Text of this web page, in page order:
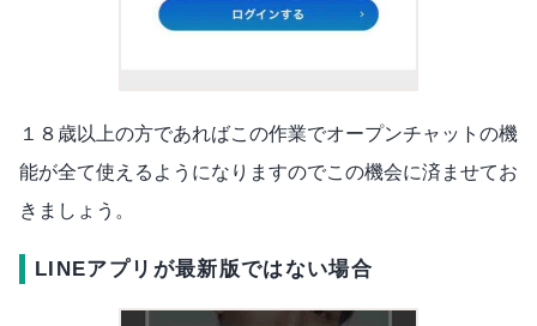
１８歳以上の方であればこの作業でオープンチャットの機
能が全て使えるようになりますのでこの機会に済ませてお
きましょう。
LINEアプリが最新版ではない場合